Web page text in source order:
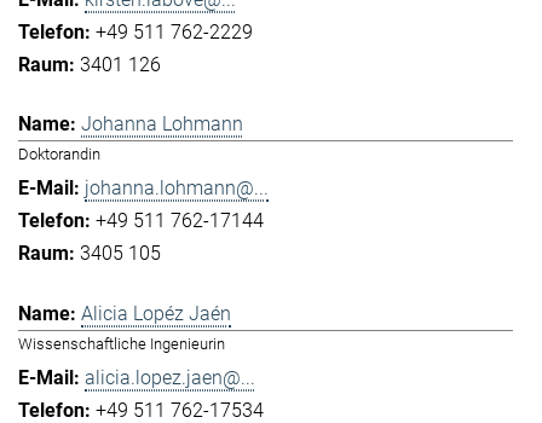
+49 511 762-2229
3401 126
Johanna Lohmann
Doktorandin
johanna.lohmann@...
+49 511 762-17144
3405 105
Alicia Lopéz Jaén
Wissenschaftliche Ingenieurin
alicia.lopez.jaen@...
+49 511 762-17534